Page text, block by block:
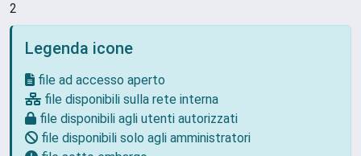
2
Legenda icone
file ad accesso aperto
file disponibili sulla rete interna
file disponibili agli utenti autorizzati
file disponibili solo agli amministratori